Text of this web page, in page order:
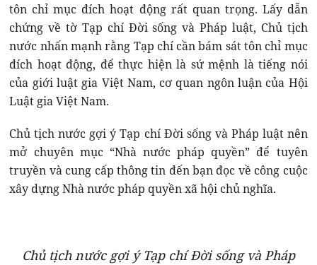
tôn chỉ mục đích hoạt động rất quan trọng. Lấy dẫn
chứng về tờ Tạp chí Đời sống và Pháp luật, Chủ tịch
nước nhấn mạnh rằng Tạp chí cần bám sát tôn chỉ mục
đích hoạt động, để thực hiện là sứ mệnh là tiếng nói
của giới luật gia Việt Nam, cơ quan ngôn luận của Hội
Luật gia Việt Nam.
Chủ tịch nước gợi ý Tạp chí Đời sống và Pháp luật nên
mở chuyên mục “Nhà nước pháp quyền” để tuyên
truyền và cung cấp thông tin đến bạn đọc về công cuộc
xây dựng Nhà nước pháp quyền xã hội chủ nghĩa.
Chủ tịch nước gợi ý Tạp chí Đời sống và Pháp